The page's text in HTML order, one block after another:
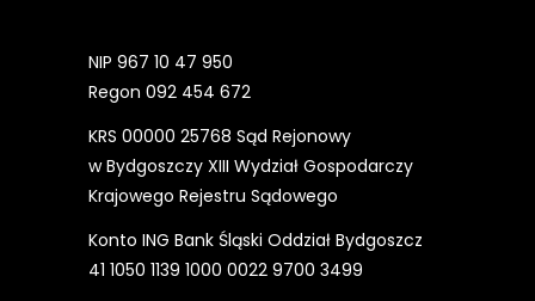
NIP 967 10 47 950
Regon 092 454 672
KRS 00000 25768 Sąd Rejonowy
w Bydgoszczy XIII Wydział Gospodarczy
Krajowego Rejestru Sądowego
Konto ING Bank Śląski Oddział Bydgoszcz
41 1050 1139 1000 0022 9700 3499